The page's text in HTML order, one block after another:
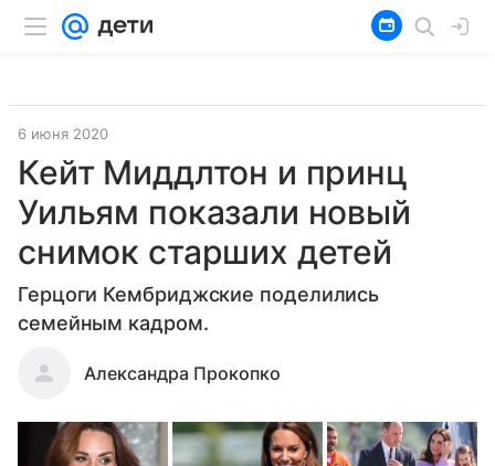
6 июня 2020
Кейт Миддлтон и принц
Уильям показали новый
снимок старших детей
Герцоги Кембриджские поделились
семейным кадром.
Александра Прокопко